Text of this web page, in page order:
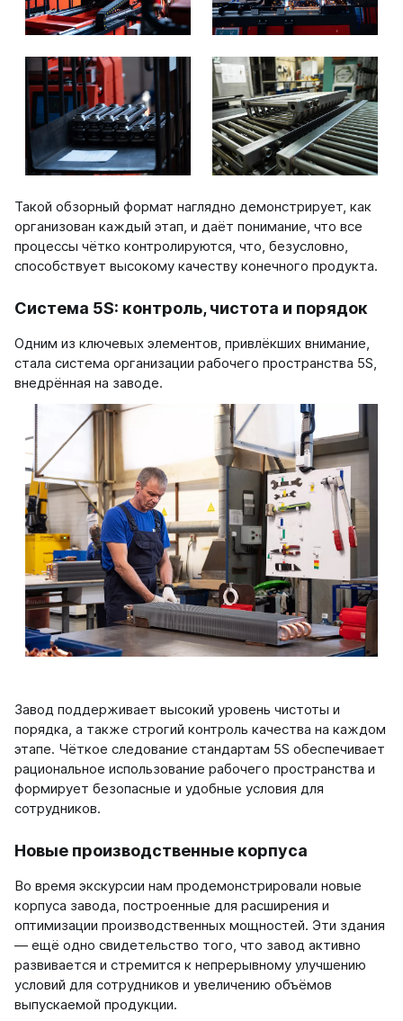
Quadrum Neo 50 V
Quadrum Neo 50 H
Завалинки
Завалинка Гармония
Завалинка РС
Зеркала
Зеркало Г
Зеркало П
Зеркало С
Такой обзорный формат наглядно демонстрирует, как
организован каждый этап, и даёт понимание, что все
процессы чётко контролируются, что, безусловно,
способствует высокому качеству конечного продукта.
Система 5S: контроль, чистота и порядок
Одним из ключевых элементов, привлёкших внимание,
стала система организации рабочего пространства 5S,
внедрённая на заводе.
Завод поддерживает высокий уровень чистоты и
порядка, а также строгий контроль качества на каждом
этапе. Чёткое следование стандартам 5S обеспечивает
рациональное использование рабочего пространства и
формирует безопасные и удобные условия для
сотрудников.
Новые производственные корпуса
Во время экскурсии нам продемонстрировали новые
корпуса завода, построенные для расширения и
оптимизации производственных мощностей. Эти здания
— ещё одно свидетельство того, что завод активно
развивается и стремится к непрерывному улучшению
условий для сотрудников и увеличению объёмов
выпускаемой продукции.